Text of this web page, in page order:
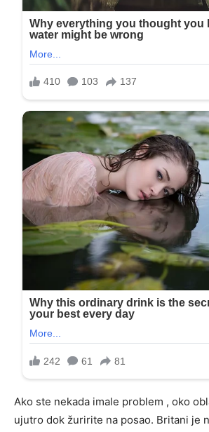
Ako ste nekada imale problem , oko
ujutro dok žuririte na posao. Britani je